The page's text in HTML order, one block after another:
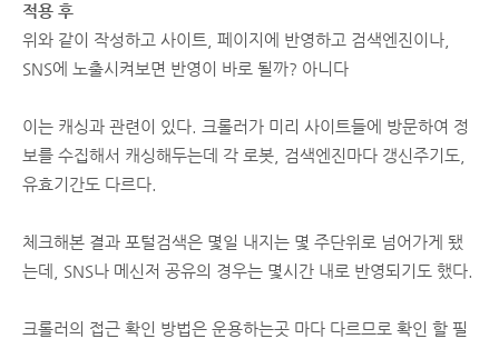
적용 후
위와 같이 작성하고 사이트, 페이지에 반영하고 검색엔진이나,
SNS에 노출시켜보면 반영이 바로 될까? 아니다
이는 캐싱과 관련이 있다. 크롤러가 미리 사이트들에 방문하여 정
보를 수집해서 캐싱해두는데 각 로봇, 검색엔진마다 갱신주기도,
유효기간도 다르다.
체크해본 결과 포털검색은 몇일 내지는 몇 주단위로 넘어가게 됐
는데, SNS나 메신저 공유의 경우는 몇시간 내로 반영되기도 했다.
크롤러의 접근 확인 방법은 운용하는곳 마다 다르므로 확인 할 필